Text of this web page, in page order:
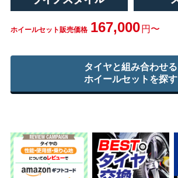
ホイールセット販売価格 167,000 円〜
タイヤと組み合わせる
ホイールセットを探す